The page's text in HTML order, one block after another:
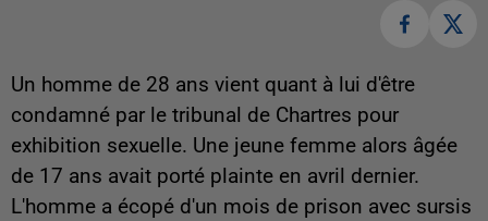
Un homme de 28 ans vient quant à lui d'être
condamné par le tribunal de Chartres pour
exhibition sexuelle. Une jeune femme alors âgée
de 17 ans avait porté plainte en avril dernier.
L'homme a écopé d'un mois de prison avec sursis